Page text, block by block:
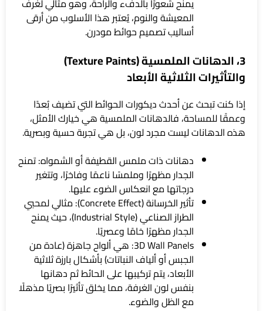
يمنح شعورًا بالدفء والراحة، وهو مثالي لغرف
المعيشة والنوم، يُعتبر هذا الأسلوب من أرقى
أساليب تصميم حوائط مودرن.
3، الدهانات الملمسية (Texture Paints)
والتأثيرات الثلاثية الأبعاد
إذا كنت تبحث عن أحدث ديكورات الحوائط التي تضيف بُعدًا
وعمقًا للمساحة، فالدهانات الملمسية هي خيارك الأمثل،
هذه الدهانات ليست مجرد لون، بل هي تجربة حسية وبصرية.
دهانات ذات ملمس القطيفة أو الشمواه: تمنح
الجدار مظهرًا وملمسًا ناعمًا وفاخرًا، وتتغير
درجاتها مع انعكاس الضوء عليها.
تأثير الخرسانة (Concrete Effect): مثالي لمحبي
الطراز الصناعي (Industrial Style)، حيث يمنح
الجدار مظهرًا خامًا وعصريًا.
3D Wall Panels: هي ألواح جاهزة (عادة من
الجبس أو ألياف النباتات) بأشكال بارزة ثلاثية
الأبعاد، يتم تركيبها على الحائط ثم دهانها
بنفس لون الغرفة، مما يخلق تأثيرًا بصريًا مذهلًا
مع الظل والضوء.